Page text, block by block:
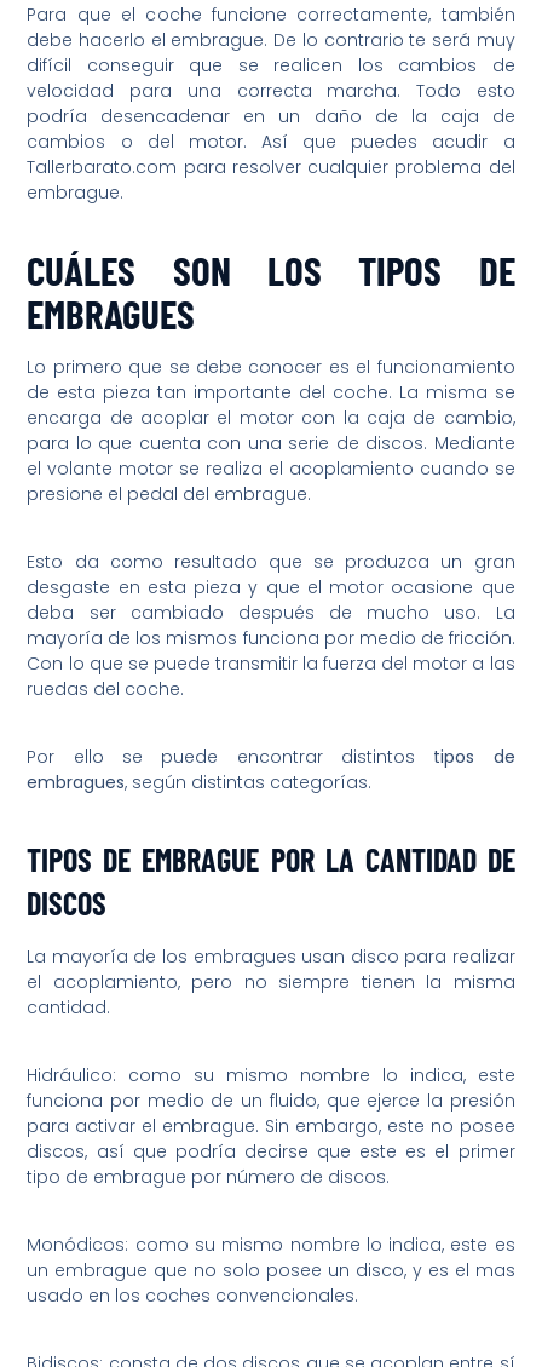
Para que el coche funcione correctamente, también
debe hacerlo el embrague. De lo contrario te será muy
difícil conseguir que se realicen los cambios de
velocidad para una correcta marcha. Todo esto
podría desencadenar en un daño de la caja de
cambios o del motor. Así que puedes acudir a
Tallerbarato.com para resolver cualquier problema del
embrague.
CUÁLES SON LOS TIPOS DE
EMBRAGUES
Lo primero que se debe conocer es el funcionamiento
de esta pieza tan importante del coche. La misma se
encarga de acoplar el motor con la caja de cambio,
para lo que cuenta con una serie de discos. Mediante
el volante motor se realiza el acoplamiento cuando se
presione el pedal del embrague.
Esto da como resultado que se produzca un gran
desgaste en esta pieza y que el motor ocasione que
deba ser cambiado después de mucho uso. La
mayoría de los mismos funciona por medio de fricción.
Con lo que se puede transmitir la fuerza del motor a las
ruedas del coche.
Por ello se puede encontrar distintos tipos de
embragues, según distintas categorías.
TIPOS DE EMBRAGUE POR LA CANTIDAD DE
DISCOS
La mayoría de los embragues usan disco para realizar
el acoplamiento, pero no siempre tienen la misma
cantidad.
Hidráulico: como su mismo nombre lo indica, este
funciona por medio de un fluido, que ejerce la presión
para activar el embrague. Sin embargo, este no posee
discos, así que podría decirse que este es el primer
tipo de embrague por número de discos.
Monódicos: como su mismo nombre lo indica, este es
un embrague que no solo posee un disco, y es el mas
usado en los coches convencionales.